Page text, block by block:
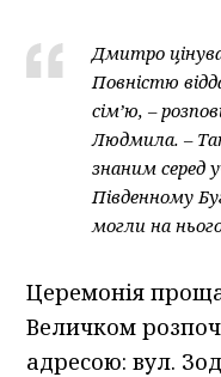
Дмитро
Повністю
сім’ю, –
Людмила. –
знаним серед
Південному
могли на
Церемонія
Величком
адресою: вул.